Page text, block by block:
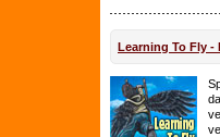
Learning To Fly -